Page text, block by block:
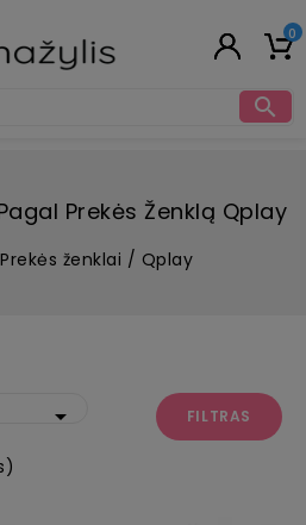
0

Prekės Ženklą Qplay
Prekės ženklai Qplay
 FILTRAS